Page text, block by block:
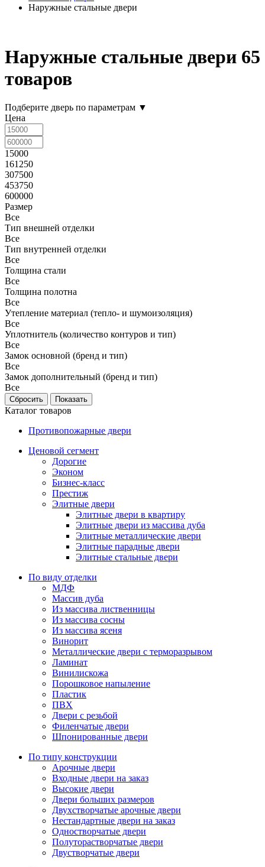
Наружные стальные двери
Наружные стальные двери 65
товаров
Подберите дверь по параметрам ▼
Цена
15000
161250
307500
453750
600000
Размер
Все
Тип внешней отделки
Все
Тип внутренней отделки
Все
Толщина стали
Все
Толщина полотна
Все
Утепление материал (тепло- и шумоизоляция)
Все
Уплотнитель (количество контуров и тип)
Все
Замок основной (бренд и тип)
Все
Замок дополнительный (бренд и тип)
Все
Каталог товаров
Противопожарные двери
Ценовой сегмент
Дорогие
Эконом
Бизнес-класс
Престиж
Элитные двери
Элитные двери в квартиру
Элитные двери из массива дуба
Элитные металлические двери
Элитные парадные двери
Элитные стальные двери
По виду отделки
МДФ
Массив дуба
Из массива лиственницы
Из массива сосны
Из массива ясеня
Винорит
Металлические двери с терморазрывом
Ламинат
Винилискожа
Порошковое напыление
Пластик
ПВХ
Двери с резьбой
Филенчатые двери
Шпонированные двери
По типу конструкции
Арочные двери
Входные двери на заказ
Высокие двери
Двери больших размеров
Двухстворчатые арочные двери
Нестандартные двери на заказ
Одностворчатые двери
Полуторастворчатые двери
Двустворчатые двери